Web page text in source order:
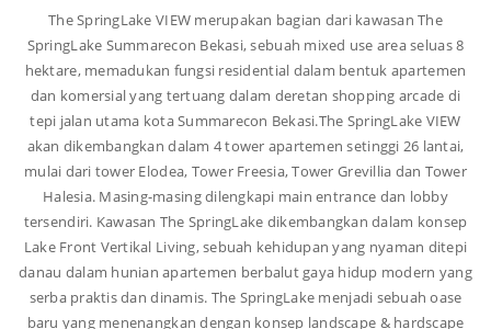
The SpringLake VIEW merupakan bagian dari kawasan The
SpringLake Summarecon Bekasi, sebuah mixed use area seluas 8
hektare, memadukan fungsi residential dalam bentuk apartemen
dan komersial yang tertuang dalam deretan shopping arcade di
tepi jalan utama kota Summarecon Bekasi.The SpringLake VIEW
akan dikembangkan dalam 4 tower apartemen setinggi 26 lantai,
mulai dari tower Elodea, Tower Freesia, Tower Grevillia dan Tower
Halesia. Masing-masing dilengkapi main entrance dan lobby
tersendiri. Kawasan The SpringLake dikembangkan dalam konsep
Lake Front Vertikal Living, sebuah kehidupan yang nyaman ditepi
danau dalam hunian apartemen berbalut gaya hidup modern yang
serba praktis dan dinamis. The SpringLake menjadi sebuah oase
baru yang menenangkan dengan konsep landscape & hardscape